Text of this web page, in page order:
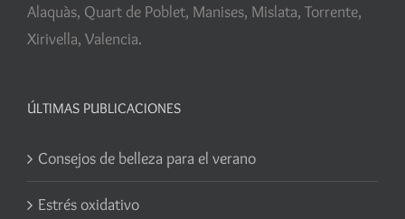
Alaquàs, Quart de Poblet, Manises, Mislata, Torrente,
Xirivella, Valencia.
ÚLTIMAS PUBLICACIONES
Consejos de belleza para el verano
Estrés oxidativo